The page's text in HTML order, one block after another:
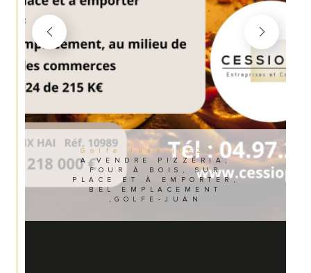
Golfe Juan (06220)
A VENDRE PIZZÉRIA,
FOUR À BOIS, SUR
PLACE ET À EMPORTER,
BEL EMPLACEMENT
,GOLFE-JUAN